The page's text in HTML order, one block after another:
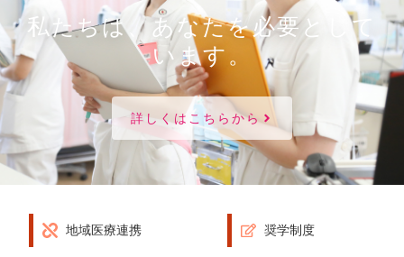
私たちは、あなたを必要として
います。
詳しくはこちらから
地域医療連携 奨学制度